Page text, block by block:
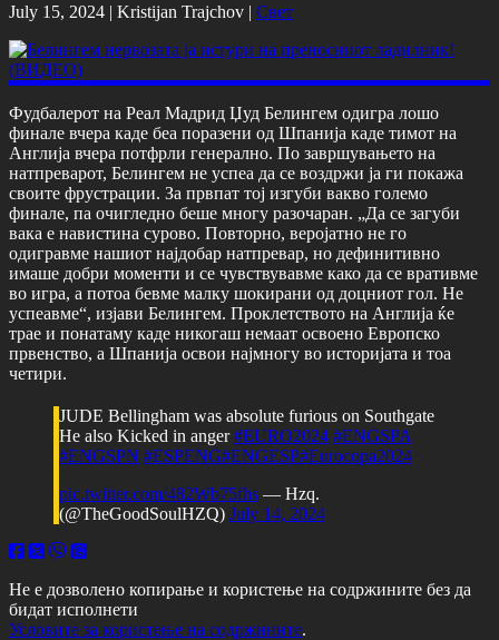
July 15, 2024 | Kristijan Trajchov | Свет
Фудбалерот на Реал Мадрид Џуд Белингем одигра лошо
финале вчера каде беа поразени од Шпанија каде тимот на
Англија вчера потфрли генерално. По завршувањето на
натпреварот, Белингем не успеа да се воздржи ја ги покажа
своите фрустрации. За првпат тој изгуби вакво големо
финале, па очигледно беше многу разочаран. „Да се ​​загуби
вака е навистина сурово. Повторно, веројатно не го
одигравме нашиот најдобар натпревар, но дефинитивно
имаше добри моменти и се чувствувавме како да се вративме
во игра, а потоа бевме малку шокирани од доцниот гол. Не
успеавме“, изјави Белингем. Проклетството на Англија ќе
трае и понатаму каде никогаш немаат освоено Европско
првенство, а Шпанија освои најмногу во историјата и тоа
четири.
JUDE Bellingham was absolute furious on Southgate
He also Kicked in anger#EURO2024 #ENGSPA
#ENGSPN #ESPENG#ENGESP#Eurocopa2024
pic.twitter.com/482Wb75fhs — Hzq.
(@TheGoodSoulHZQ) July 14, 2024
Не е дозволено копирање и користење на содржините без да
бидат исполнети
Условите за користење на содржините.